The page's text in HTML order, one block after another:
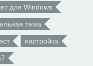
для Windows
тема
настройка